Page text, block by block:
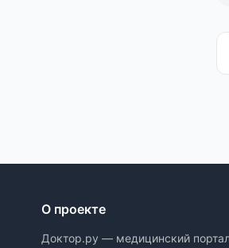
О проекте
Доктор.ру — медицинский